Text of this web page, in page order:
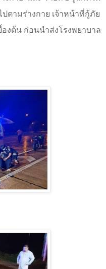
ตามร่างกาย เจ้าหน้าที่กู้ภัย
งต้น ก่อนนำส่งโรงพยาบาล